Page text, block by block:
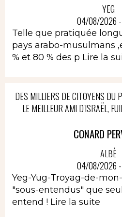
YEG
04/08/2026 -
Telle que pratiquée
pays arabo-musulmans
% et 80 % des p Lire la
DES MILLIERS DE CITOYENS DU
LE MEILLEUR AMI D'ISRAËL,
CONARD
ALBÈ
04/08/2026 -
Yeg-Yug-Troyag-de-
"sous-entendus" que
entend ! Lire la suite